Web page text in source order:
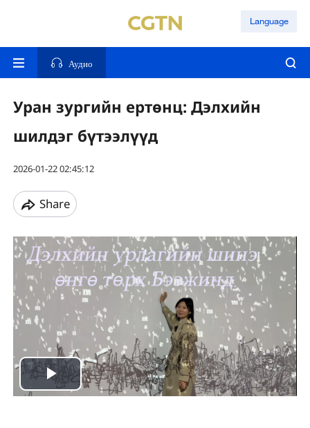
Language
Аудио
Уран зургийн ертөнц: Дэлхийн
шилдэг бүтээлүүд
2026-01-22 02:45:12
Share
Play